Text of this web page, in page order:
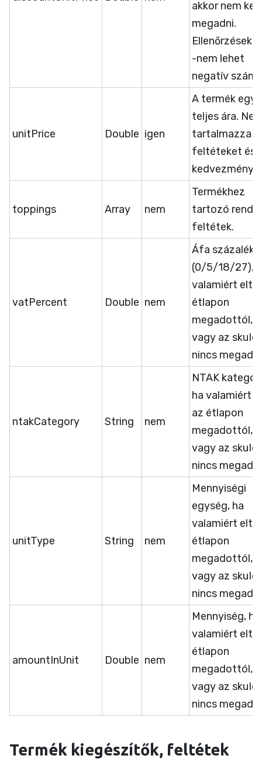
akkor nem kell
megadni.
Ellenőrzések:
-nem lehet
negatív szám
unitPrice Double igen
A termék egy
teljes ára.
tartalmazza a
feltéteket és
toppings Array nem
Termékhez
tartozó
feltétek.
vatPercent Double nem
Áfa százalék
(0/5/18/27),
valamiért
étlapon
megadottól,
vagy az skuId
nincs
ntakCategory String nem
NTAK
ha valamiért
az étlapon
megadottól,
vagy az skuId
nincs
unitType String nem
Mennyiségi
egység, ha
valamiért
étlapon
megadottól,
vagy az skuId
nincs
amountInUnit Double nem
Mennyiség, ha
valamiért
étlapon
megadottól,
vagy az skuId
nincs
Termék kiegészítők, feltétek